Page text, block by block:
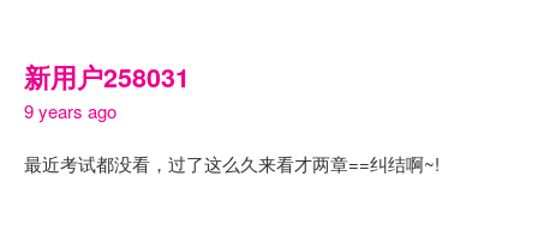
新用户258031
9 years ago
最近考试都没看，过了这么久来看才两章==纠结啊~!